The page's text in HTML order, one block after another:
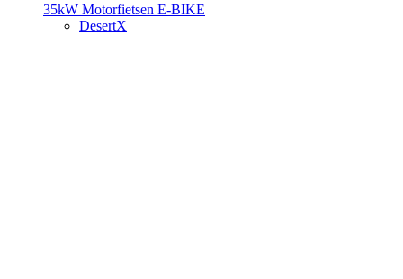
35kW Motorfietsen E-BIKE
DesertX